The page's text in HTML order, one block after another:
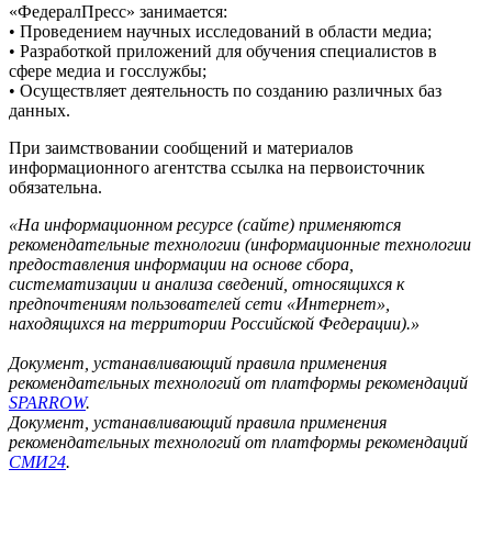
«ФедералПресс» занимается:
• Проведением научных исследований в области медиа;
• Разработкой приложений для обучения специалистов в
сфере медиа и госслужбы;
• Осуществляет деятельность по созданию различных баз
данных.
При заимствовании сообщений и материалов
информационного агентства ссылка на первоисточник
обязательна.
«На информационном ресурсе (сайте) применяются
рекомендательные технологии (информационные технологии
предоставления информации на основе сбора,
систематизации и анализа сведений, относящихся к
предпочтениям пользователей сети «Интернет»,
находящихся на территории Российской Федерации).»
Документ, устанавливающий правила применения
рекомендательных технологий от платформы рекомендаций
SPARROW.
Документ, устанавливающий правила применения
рекомендательных технологий от платформы рекомендаций
СМИ24.